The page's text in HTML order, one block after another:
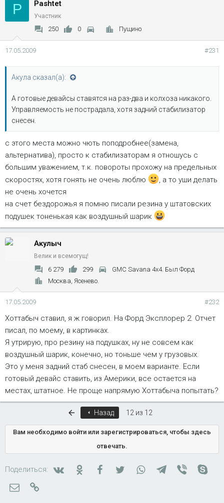
P Pashtet
Участник
250 0 Пущино
17.05.2009 #231
Акула сказал(а):
А готовые девайсы ставятся на раз-два и колхоза никакого.
Управляемость не пострадала, хотя задний стабилизатор
снесен.
с этого места можно чють поподробнее(замена,
альтернатива), просто к стабилизаторам я отношусь с
большим уважением, т.к. повороты прохожу на предельных
скоростях, хотя гонять не очень люблю
, а то уши делать
не очень хочется
на счет бездорожья я помню писали резина у штатовских
подушек тоненькая как воздушный шарик
Акулыч
Велик и всемогущ!
6 279 299
GMC Savana 4x4. Был Форд
Москва, Ясенево.
17.05.2009 #232
Хоттабыч ставил, я ж говорил. На Форд Эксплорер 2. Отчет
писал, по моему, в картинках.
Я утрирую, про резину на подушках, ну не совсем как
воздушный шарик, конечно, но тоньше чем у грузовых.
Это у меня задний стаб снесен, в моем варианте. Если
готовый девайс ставить, из Америки, все остается на
местах, штатное. Не проще напрямую Хоттабыча попытать?
ПервыйНазад 12 из 12
Вам необходимо войти или зарегистрироваться, чтобы здесь
отвечать.
Поделиться: ВконтактеОдноклассники
FacebookTwitterWhatsAppTelegram
Viber
Электронная почта